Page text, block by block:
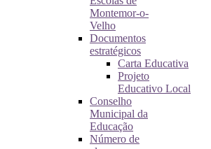
Montemor-o-
Velho
Documentos
estratégicos
Carta Educativa
Projeto
Educativo Local
Conselho
Municipal da
Educação
Número de